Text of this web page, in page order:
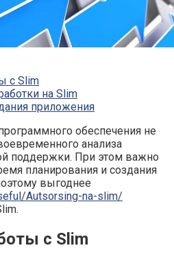
с Slim
на Slim
приложения
обеспечения не
анализа
поддержки. При этом важно
планирования и создания
выгоднее
Autsorsing-na-slim/
с Slim